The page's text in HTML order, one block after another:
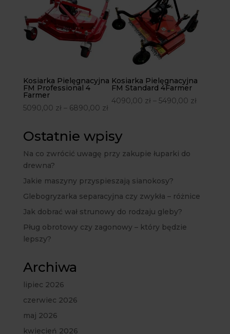
Kosiarka Pielęgnacyjna
FM Professional 4
Farmer
5090,00 zł – 6890,00 zł
Kosiarka Pielęgnacyjna
FM Standard 4Farmer
4090,00 zł – 5490,00 zł
Ostatnie wpisy
Na co zwrócić uwagę przy zakupie łuparki do
drewna?
Jakie maszyny przyspieszają sianokosy?
Glebogryzarka separacyjna czy zwykła – różnice
Jak dobrać wał strunowy do rodzaju gleby?
Pług obrotowy czy zagonowy – który będzie
lepszy?
Archiwa
lipiec 2026
czerwiec 2026
maj 2026
kwiecień 2026